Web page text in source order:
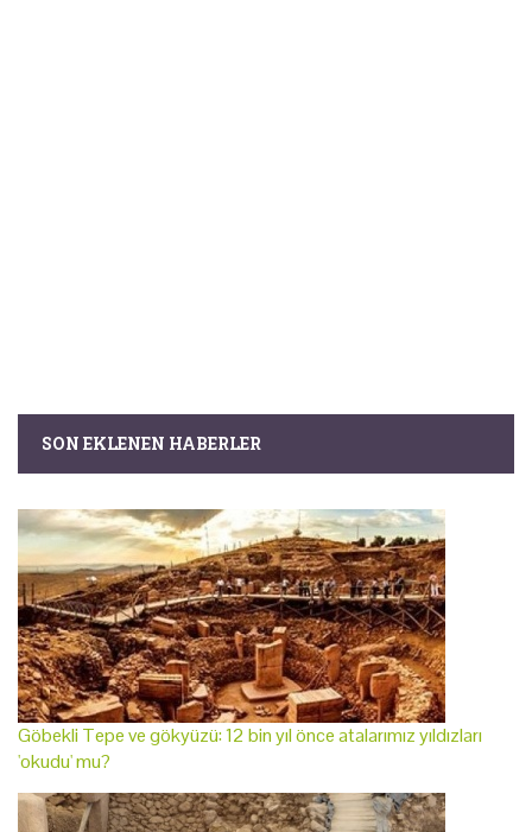
SON EKLENEN HABERLER
Göbekli Tepe ve gökyüzü: 12 bin yıl önce atalarımız yıldızları
'okudu' mu?